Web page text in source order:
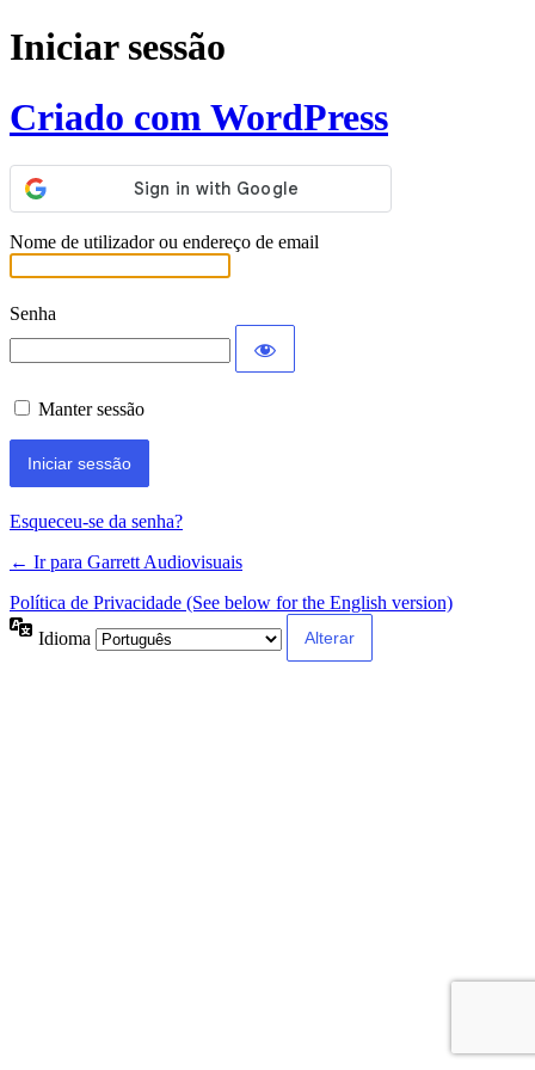
Iniciar sessão
Criado com WordPress
Nome de utilizador ou endereço de email
Senha
Manter sessão
Esqueceu-se da senha?
← Ir para Garrett Audiovisuais
Política de Privacidade (See below for the English version)
Idioma